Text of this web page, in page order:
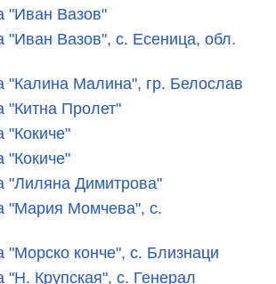
"Иван Вазов"
"Иван Вазов", с. Есеница, обл.
"Калина Малина", гр. Белослав
"Китна Пролет"
"Кокиче"
"Кокиче"
"Лиляна Димитрова"
"Мария Момчева", с.
"Морско конче", с. Близнаци
"Н. Крупская", с. Генерал